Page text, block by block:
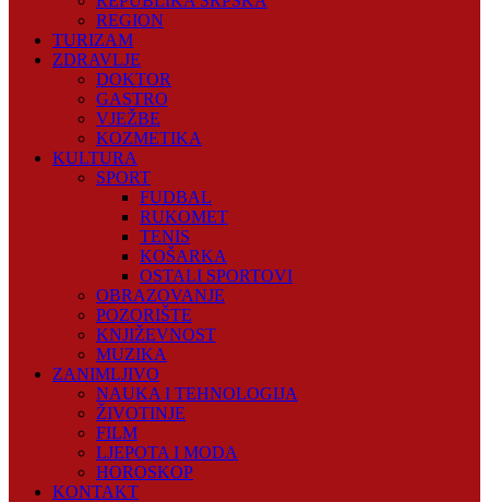
REGION
TURIZAM
ZDRAVLJE
DOKTOR
GASTRO
VJEŽBE
KOZMETIKA
KULTURA
SPORT
FUDBAL
RUKOMET
TENIS
KOŠARKA
OSTALI SPORTOVI
OBRAZOVANJE
POZORIŠTE
KNJIŽEVNOST
MUZIKA
ZANIMLJIVO
NAUKA I TEHNOLOGIJA
ŽIVOTINJE
FILM
LJEPOTA I MODA
HOROSKOP
KONTAKT